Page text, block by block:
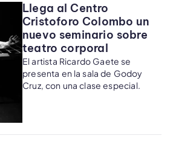
Llega al Centro
Cristoforo Colombo un
nuevo seminario sobre
teatro corporal
El artista Ricardo Gaete se
presenta en la sala de Godoy
Cruz, con una clase especial.